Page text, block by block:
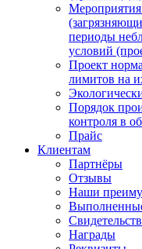
периоды
условий
Проект
лимитов на
Порядок
контроля в
Прайс
Клиентам
Партнёры
Отзывы
Наши
Награды